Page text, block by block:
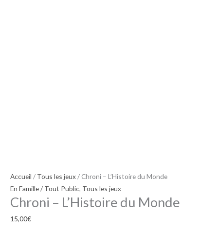
Accueil / Tous les jeux/ Chroni – L’Histoire du Monde
En Famille / Tout Public, Tous les jeux
Chroni – L’Histoire du Monde
15,00€